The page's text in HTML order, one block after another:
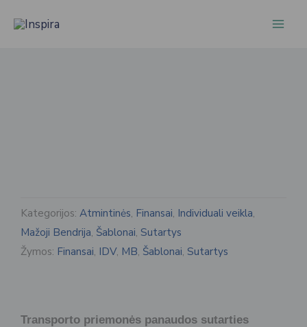
prie
Kategorijos: Atmintinės, Finansai, Individuali veikla,
Mažoji Bendrija, Šablonai, Sutartys
Žymos: Finansai, IDV, MB, Šablonai, Sutartys
Transporto priemonės panaudos sutarties